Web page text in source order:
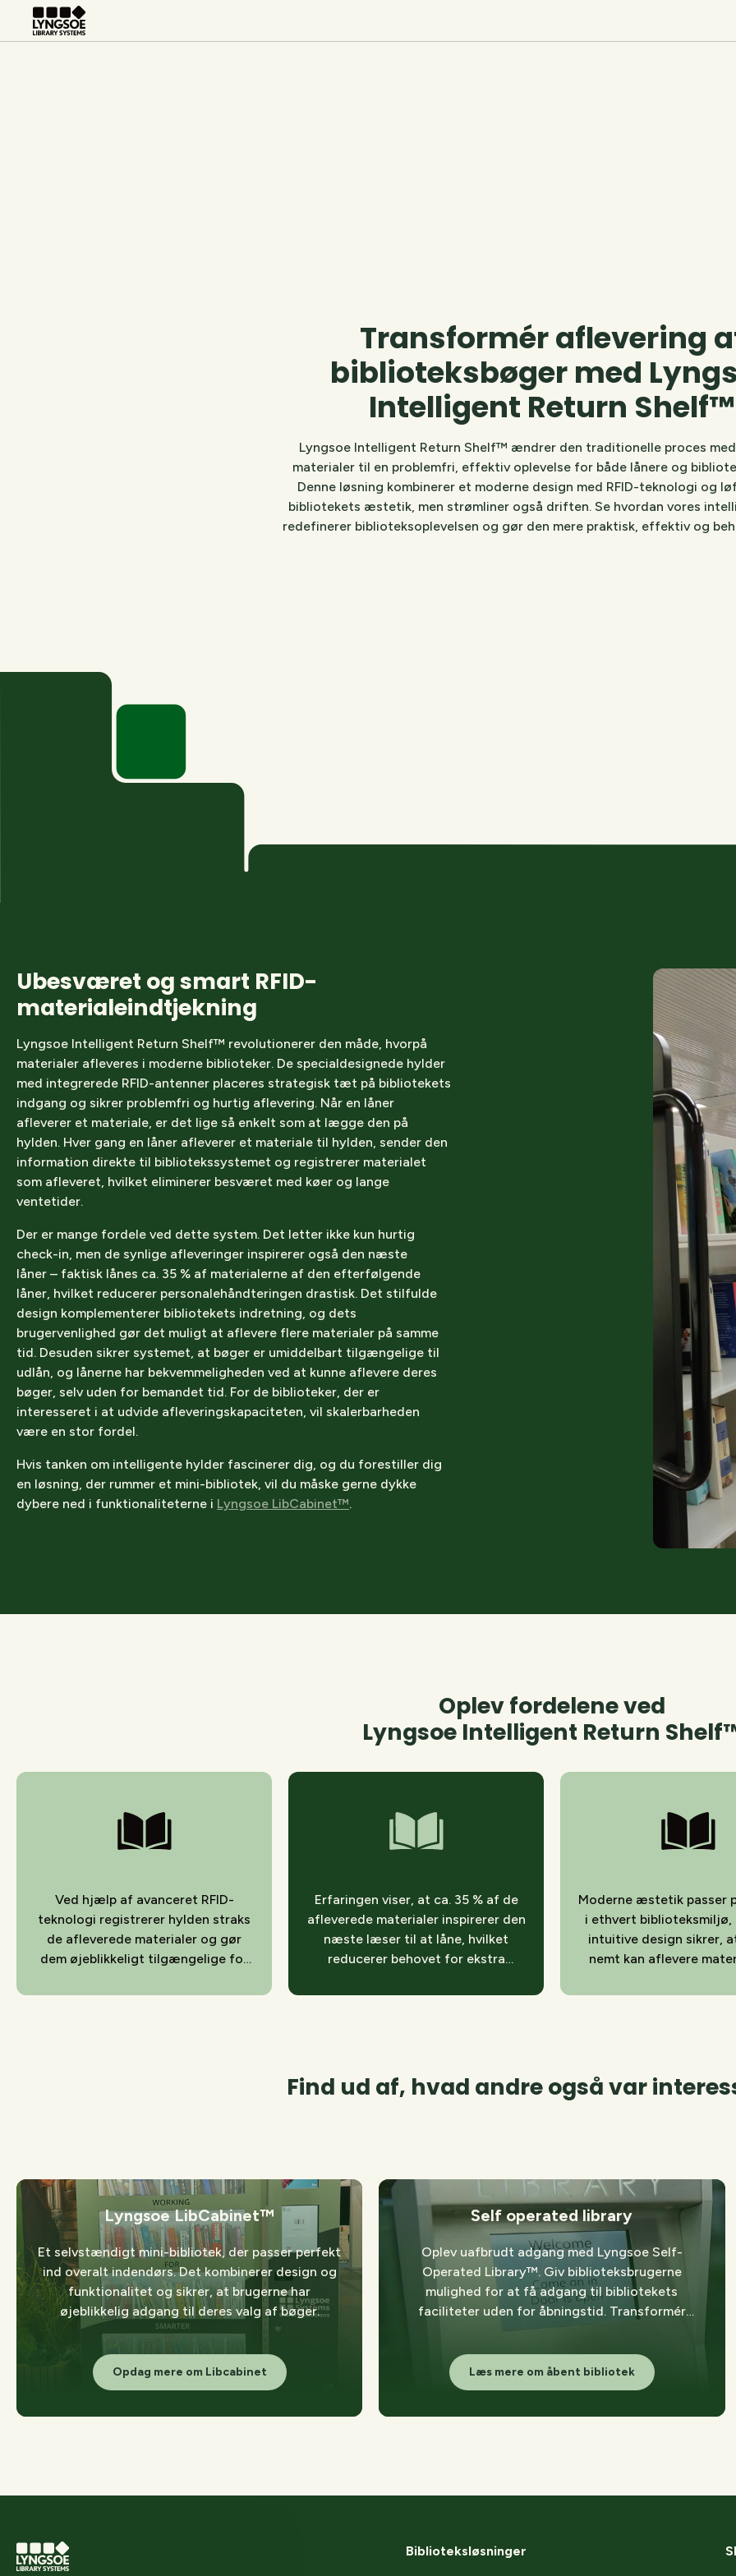
Transformér aflevering
biblioteksbøger med
Intelligent Return Shelf™
Lyngsoe Intelligent Return Shelf™ ændrer den traditionelle proces
materialer til en problemfri, effektiv oplevelse for både lånere og
Denne løsning kombinerer et moderne design med RFID-teknologi og
bibliotekets æstetik, men strømliner også driften. Se hvordan vores
redefinerer biblioteksoplevelsen og gør den mere praktisk, effektiv og
Ubesværet og smart RFID-
materialeindtjekning
Lyngsoe Intelligent Return Shelf™ revolutionerer den måde, hvorpå
materialer afleveres i moderne biblioteker. De specialdesignede hylder
med integrerede RFID-antenner placeres strategisk tæt på bibliotekets
indgang og sikrer problemfri og hurtig aflevering. Når en låner
afleverer et materiale, er det lige så enkelt som at lægge den på
hylden. Hver gang en låner afleverer et materiale til hylden, sender den
information direkte til bibliotekssystemet og registrerer materialet
som afleveret, hvilket eliminerer besværet med køer og lange
ventetider.
Der er mange fordele ved dette system. Det letter ikke kun hurtig
check-in, men de synlige afleveringer inspirerer også den næste
låner – faktisk lånes ca. 35 % af materialerne af den efterfølgende
låner, hvilket reducerer personalehåndteringen drastisk. Det stilfulde
design komplementerer bibliotekets indretning, og dets
brugervenlighed gør det muligt at aflevere flere materialer på samme
tid. Desuden sikrer systemet, at bøger er umiddelbart tilgængelige til
udlån, og lånerne har bekvemmeligheden ved at kunne aflevere deres
bøger, selv uden for bemandet tid. For de biblioteker, der er
interesseret i at udvide afleveringskapaciteten, vil skalerbarheden
være en stor fordel.
Hvis tanken om intelligente hylder fascinerer dig, og du forestiller dig
en løsning, der rummer et mini-bibliotek, vil du måske gerne dykke
dybere ned i funktionaliteterne i Lyngsoe LibCabinet™.
Oplev fordelene ved
Lyngsoe Intelligent Return
Ved hjælp af avanceret RFID-
teknologi registrerer hylden straks
de afleverede materialer og gør
dem øjeblikkeligt tilgængelige for
Erfaringen viser, at ca. 35 % af de
afleverede materialer inspirerer den
næste læser til at låne, hvilket
reducerer behovet for ekstra
Moderne æstetik passer
i ethvert biblioteksmiljø,
intuitive design sikrer,
nemt kan aflevere
Find ud af, hvad andre også var
Lyngsoe LibCabinet™
Et selvstændigt mini-bibliotek, der passer perfekt
ind overalt indendørs. Det kombinerer design og
funktionalitet og sikrer, at brugerne har
øjeblikkelig adgang til deres valg af bøger.
Opdag mere om Libcabinet
Self operated library
Oplev uafbrudt adgang med Lyngsoe Self-
Operated Library™. Giv biblioteksbrugerne
mulighed for at få adgang til bibliotekets
faciliteter uden for åbningstid. Transformér
Læs mere om åbent bibliotek
Biblioteksløsninger